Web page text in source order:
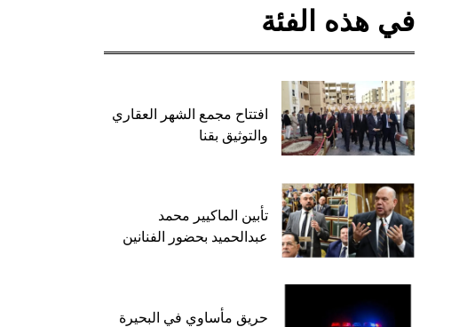
في هذه الفئة
افتتاح مجمع الشهر العقاري
والتوثيق بقنا
تأبين الماكيير محمد
عبدالحميد بحضور الفنانين
حريق مأساوي في البحيرة